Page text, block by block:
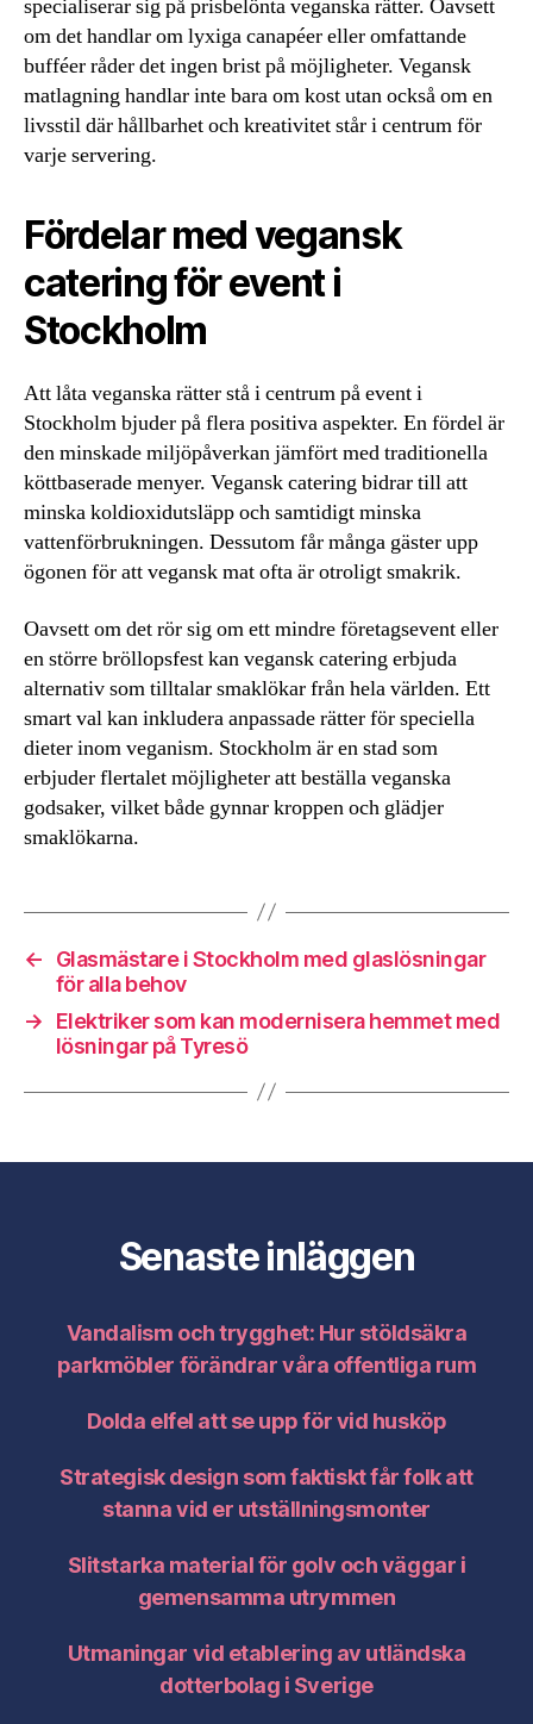
specialiserar sig på prisbelönta veganska rätter. Oavsett
om det handlar om lyxiga canapéer eller omfattande
bufféer råder det ingen brist på möjligheter. Vegansk
matlagning handlar inte bara om kost utan också om en
livsstil där hållbarhet och kreativitet står i centrum för
varje servering.
Fördelar med vegansk
catering för event i
Stockholm
Att låta veganska rätter stå i centrum på event i
Stockholm bjuder på flera positiva aspekter. En fördel är
den minskade miljöpåverkan jämfört med traditionella
köttbaserade menyer. Vegansk catering bidrar till att
minska koldioxidutsläpp och samtidigt minska
vattenförbrukningen. Dessutom får många gäster upp
ögonen för att vegansk mat ofta är otroligt smakrik.
Oavsett om det rör sig om ett mindre företagsevent eller
en större bröllopsfest kan vegansk catering erbjuda
alternativ som tilltalar smaklökar från hela världen. Ett
smart val kan inkludera anpassade rätter för speciella
dieter inom veganism. Stockholm är en stad som
erbjuder flertalet möjligheter att beställa veganska
godsaker, vilket både gynnar kroppen och glädjer
smaklökarna.
←
Glasmästare i Stockholm med glaslösningar
för alla behov
→
Elektriker som kan modernisera hemmet med
lösningar på Tyresö
Senaste inläggen
Vandalism och trygghet: Hur stöldsäkra
parkmöbler förändrar våra offentliga rum
Dolda elfel att se upp för vid husköp
Strategisk design som faktiskt får folk att
stanna vid er utställningsmonter
Slitstarka material för golv och väggar i
gemensamma utrymmen
Utmaningar vid etablering av utländska
dotterbolag i Sverige